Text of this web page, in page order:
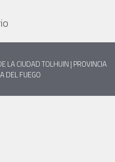
LA CIUDAD TOLHUIN | PROVINCIA
DEL FUEGO